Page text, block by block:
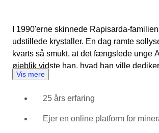
I 1990'erne skinnede Rapisarda-
udstillede krystaller. En dag ramte
kvarts så smukt, at det fængslede unge
øjeblik vidste han, hvad han ville
17-årig begyndte han at dyrke sin
dem. Han læste til kemiker og tog eksamen i
farmaceutiske videnskaber og
Vis mere
25 års erfaring
Ejer en online platform for